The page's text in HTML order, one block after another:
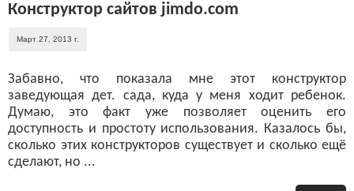
Конструктор сайтов jimdo.com
Март 27, 2013 г.
Забавно, что показала мне этот конструктор
заведующая дет. сада, куда у меня ходит ребенок.
Думаю, это факт уже позволяет оценить его
доступность и простоту использования. Казалось бы,
сколько этих конструкторов существует и сколько ещё
сделают, но ...